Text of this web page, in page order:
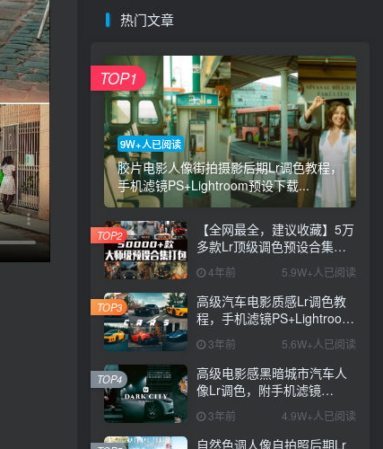
热门文章
9W+人已阅读
胶片电影人像街拍摄影后期Lr调色教程，
手机滤镜PS+Lightroom预设下载...
TOP1
【全网最全，建议收藏】5万
多款Lr顶级调色预设合集，
精心整理，分类清晰，摄影
师调色师必备素材，够用一
辈子！
4年前 5.9W+人已阅读
TOP2
高级汽车电影质感Lr调色教
程，手机滤镜PS+Lightroom
预设下载！
3年前 5.6W+人已阅读
TOP3
高级电影感黑暗城市汽车人
像Lr调色，附手机滤镜
PS+Lightroom预设下载！
3年前 4.9W+人已阅读
TOP4
自然色调人像自拍照后期Lr